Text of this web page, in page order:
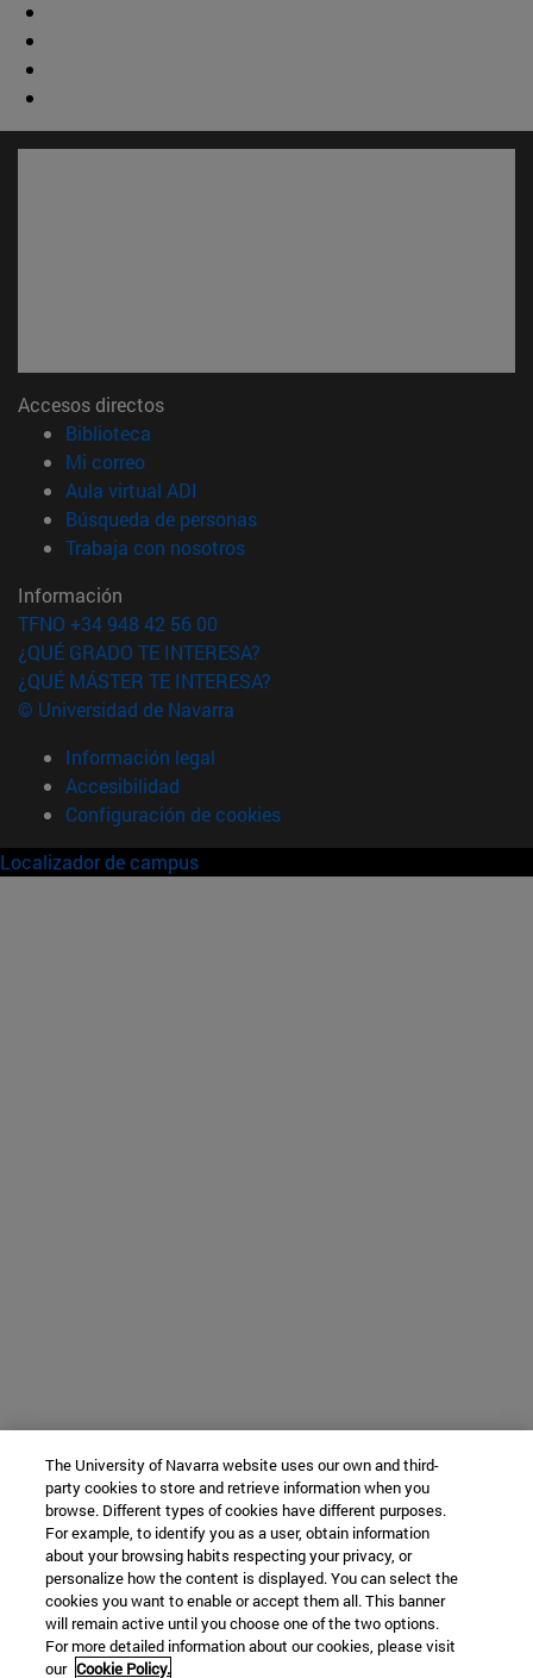
Accesos directos
Biblioteca
Mi correo(abre en nueva ventana)
Aula virtual ADI
Búsqueda de personas(abre en nueva ventana)
Trabaja con nosotros(abre en nueva ventana)
Información
TFNO +34 948 42 56 00
¿QUÉ GRADO TE INTERESA?
¿QUÉ MÁSTER TE INTERESA?
© Universidad de Navarra
Información legal
Accesibilidad
Configuración de cookies
Localizador de campus
The University of Navarra website uses our own and third-
party cookies to store and retrieve information when you
browse. Different types of cookies have different purposes.
For example, to identify you as a user, obtain information
about your browsing habits respecting your privacy, or
personalize how the content is displayed. You can select the
cookies you want to enable or accept them all. This banner
will remain active until you choose one of the two options.
For more detailed information about our cookies, please visit
our Cookie Policy.